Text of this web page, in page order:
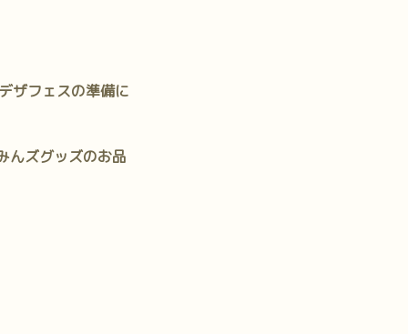
ザフェスの準備に
んズグッズのお品